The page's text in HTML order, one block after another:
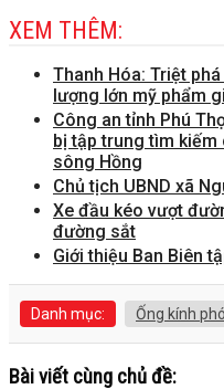
XEM THÊM:
Thanh Hóa: Triệt
lượng lớn mỹ phẩm
Công an tỉnh Phú
bị tập trung tìm
sông Hồng
Chủ tịch UBND xã
Xe đầu kéo vượt
đường sắt
Giới thiệu Ban Biên
Danh mục: Ống kính
Bài viết cùng chủ đề: